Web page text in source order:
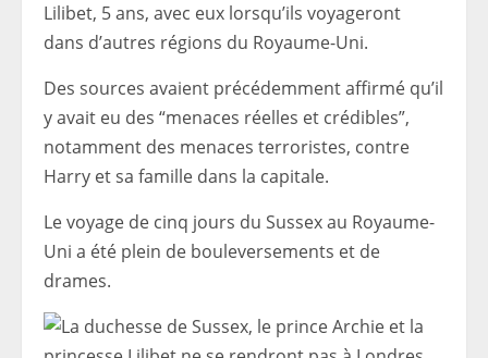
Lilibet, 5 ans, avec eux lorsqu’ils voyageront
dans d’autres régions du Royaume-Uni.
Des sources avaient précédemment affirmé qu’il
y avait eu des “menaces réelles et crédibles”,
notamment des menaces terroristes, contre
Harry et sa famille dans la capitale.
Le voyage de cinq jours du Sussex au Royaume-
Uni a été plein de bouleversements et de
drames.